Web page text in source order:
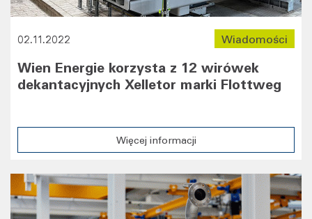
Wiadomości
02.11.2022
Wien Energie korzysta z 12 wirówek
dekantacyjnych Xelletor marki Flottweg
Więcej informacji